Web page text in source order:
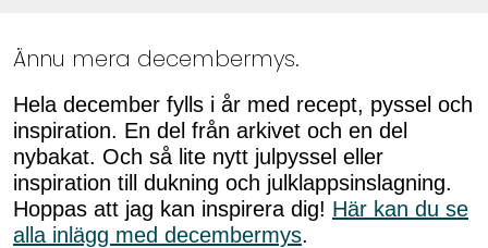
Ännu mera decembermys.
Hela december fylls i år med recept, pyssel och
inspiration. En del från arkivet och en del
nybakat. Och så lite nytt julpyssel eller
inspiration till dukning och julklappsinslagning.
Hoppas att jag kan inspirera dig! Här kan du se
alla inlägg med decembermys.